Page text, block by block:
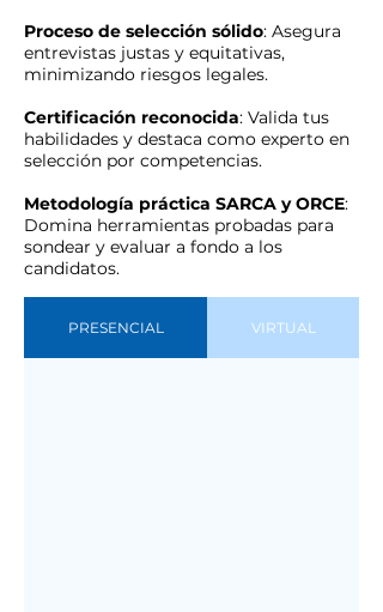
Proceso de selección sólido: Asegura
entrevistas justas y equitativas,
minimizando riesgos legales.
Certificación reconocida: Valida tus
habilidades y destaca como experto en
selección por competencias.
Metodología práctica SARCA y ORCE:
Domina herramientas probadas para
sondear y evaluar a fondo a los
candidatos.
PRESENCIAL VIRTUAL